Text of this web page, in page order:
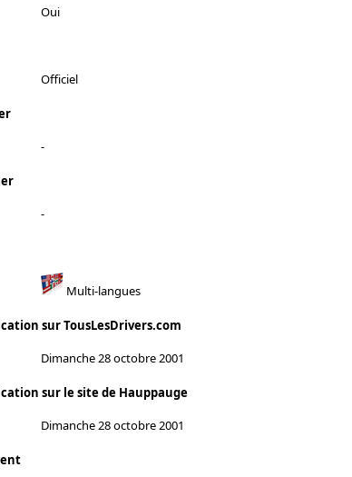
Oui
Officiel
-
-
Multi-langues
sur TousLesDrivers.com
Dimanche 28 octobre 2001
sur le site de Hauppauge
Dimanche 28 octobre 2001